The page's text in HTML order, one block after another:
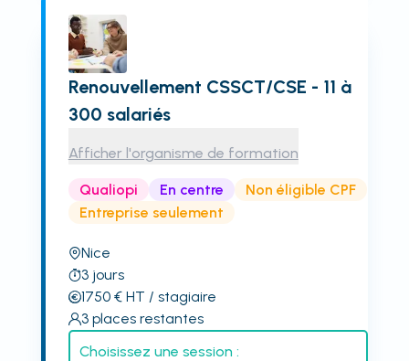
Renouvellement CSSCT/CSE - 11 à
300 salariés
Afficher l'organisme de formation
Qualiopi En centre
Non éligible CPF
Entreprise seulement
Nice
3 jours
1750€ HT / stagiaire
3 places restantes
Choisissez une session :